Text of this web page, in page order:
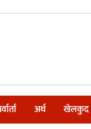
अर्थ खेलकुद